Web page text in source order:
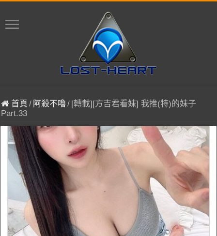
首頁 / 阿殺不嚕/ [轉載][方吉君看妹] 我推(特)的妹子
Part.33